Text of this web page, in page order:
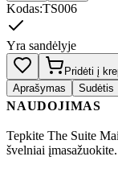
Kodas:TS006
Yra sandėlyje
Pridėti į
Aprašymas
Sudėtis
NAUDOJIMAS
Tepkite The Suite
švelniai